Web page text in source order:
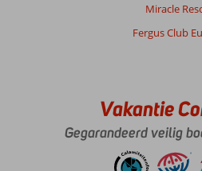
Miracle
Fergus Club
Vakantie
Gegarandeerd veilig